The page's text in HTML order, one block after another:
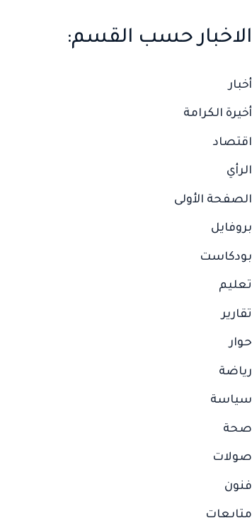
الاخبار حسب القسم:
أخبار
أخيرة الكرامة
اقتصاد
الرأي
الصفحة الأولى
بروفايل
بودكاست
تعليم
تقارير
حوار
رياضة
سياسة
صحة
صولات
فنون
متابعات